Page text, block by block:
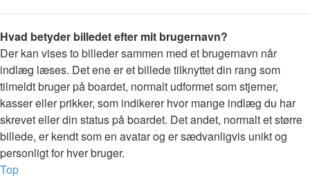
Hvad betyder billedet efter mit brugernavn?
Der kan vises to billeder sammen med et brugernavn når
indlæg læses. Det ene er et billede tilknyttet din rang som
tilmeldt bruger på boardet, normalt udformet som stjerner,
kasser eller prikker, som indikerer hvor mange indlæg du har
skrevet eller din status på boardet. Det andet, normalt et større
billede, er kendt som en avatar og er sædvanligvis unikt og
personligt for hver bruger.
Top